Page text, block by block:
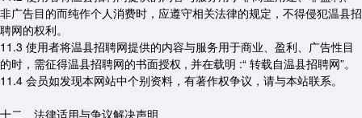
非广告目的而纯作个人消费时，应遵守相关法律的规定，不得侵犯温县招
聘网的权利。
11.3 使用者将温县招聘网提供的内容与服务用于商业、盈利、广告性目
的时，需征得温县招聘网的书面授权 , 并在载明 :“ 转载自温县招聘网”。
11.4 会员如发现本网站中个别资料，有著作权争议，请与本站联系。
十二、法律适用与争议解决声明